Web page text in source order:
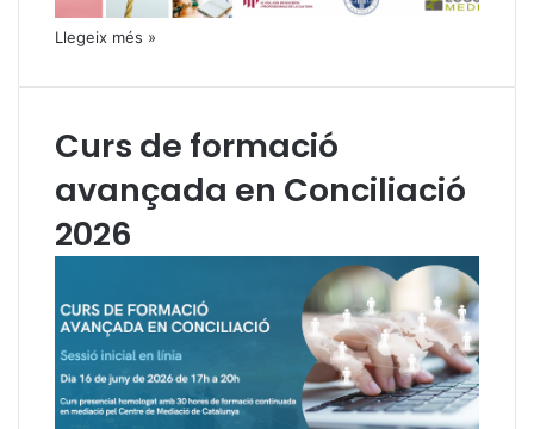
Llegeix més »
Curs de formació
avançada en Conciliació
2026